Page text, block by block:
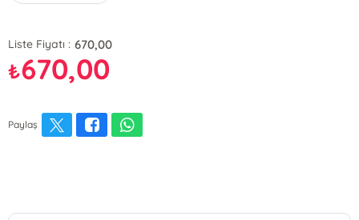
Liste Fiyatı : 670,00
₺670,00
Paylaş